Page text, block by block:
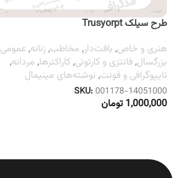
طرح سیلک Trusyorpt
هنری و خاص, بافت‌دار, مخاطب,زنانه,عمومی
بزرگسال,فانتزی و کارتونی,کاراکترها, مردانه,
تایپوگرافی و فونت, نوشته‌های مینیمال
SKU:001178-14051000
1,000,000 تومان